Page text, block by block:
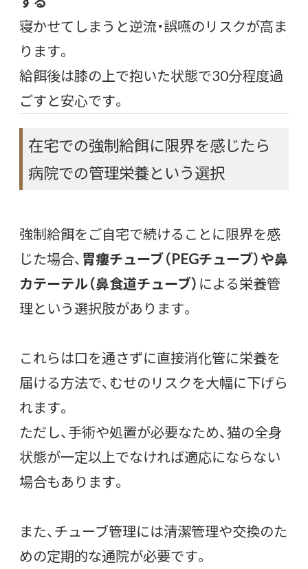
寝かせてしまうと逆流・誤嚥のリスクが高ま
ります。
給餌後は膝の上で抱いた状態で30分程度過
ごすと安心です。
在宅での強制給餌に限界を感じたら
病院での管理栄養という選択
強制給餌をご自宅で続けることに限界を感
じた場合、 胃瘻チューブ（PEGチューブ）や鼻
カテーテル（鼻食道チューブ） による栄養管
理という選択肢があります。
これらは口を通さずに直接消化管に栄養を
届ける方法で、むせのリスクを大幅に下げら
れます。
ただし、手術や処置が必要なため、猫の全身
状態が一定以上でなければ適応にならない
場合もあります。
また、チューブ管理には清潔管理や交換のた
めの定期的な通院が必要です。